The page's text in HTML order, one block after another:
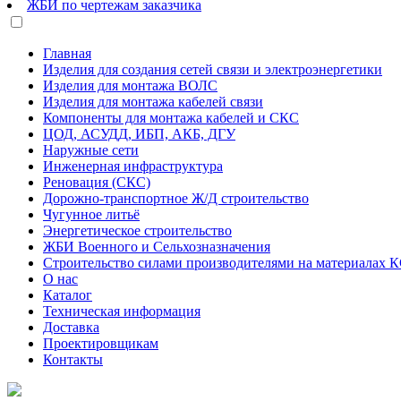
ЖБИ по чертежам заказчика
Главная
Изделия для создания сетей связи и электроэнергетики
Изделия для монтажа ВОЛС
Изделия для монтажа кабелей связи
Компоненты для монтажа кабелей и СКС
ЦОД, АСУДД, ИБП, АКБ, ДГУ
Наружные сети
Инженерная инфраструктура
Реновация (СКС)
Дорожно-транспортное Ж/Д строительство
Чугунное литьё
Энергетическое строительство
ЖБИ Военного и Сельхозназначения
Строительство силами производителями на материалах
О нас
Каталог
Техническая информация
Доставка
Проектировщикам
Контакты